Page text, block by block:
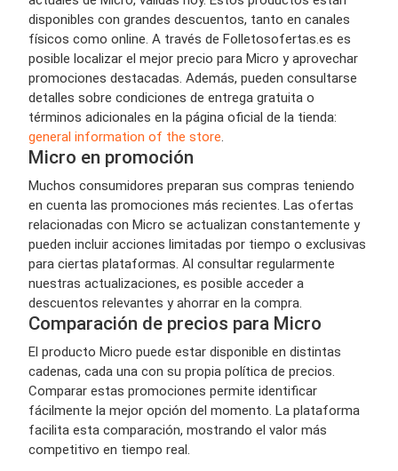
disponibles con grandes descuentos, tanto en canales
físicos como online. A través de Folletosofertas.es es
posible localizar el mejor precio para Micro y aprovechar
promociones destacadas. Además, pueden consultarse
detalles sobre condiciones de entrega gratuita o
términos adicionales en la página oficial de la tienda:
general information of the store.
Micro en promoción
Muchos consumidores preparan sus compras teniendo
en cuenta las promociones más recientes. Las ofertas
relacionadas con Micro se actualizan constantemente y
pueden incluir acciones limitadas por tiempo o exclusivas
para ciertas plataformas. Al consultar regularmente
nuestras actualizaciones, es posible acceder a
descuentos relevantes y ahorrar en la compra.
Comparación de precios para Micro
El producto Micro puede estar disponible en distintas
cadenas, cada una con su propia política de precios.
Comparar estas promociones permite identificar
fácilmente la mejor opción del momento. La plataforma
facilita esta comparación, mostrando el valor más
competitivo en tiempo real.